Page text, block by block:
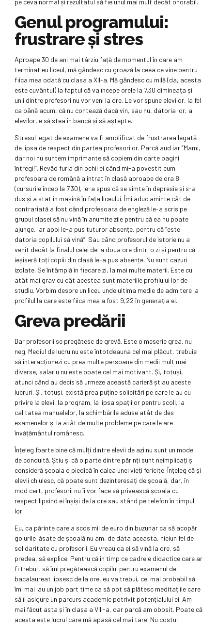
pe ceva normal și rezultatul să fie unul mai mult decât onorabil.
Genul programului:
frustrare și stres
Aproape 30 de ani mai târziu față de momentul în care am
terminat eu liceul, mă gândesc cu groază la ceea ce vine pentru
fiica mea odată cu clasa a XII-a. Mă gândesc cu milă (da, acesta
este cuvântul) la faptul că va începe orele la 7.30 dimineața și
unii dintre profesori nu vor veni la ore. Le vor spune elevilor, la fel
ca până acum, că nu contează dacă vin, sau nu, datoria lor, a
elevilor, e să stea în bancă și să aștepte.
Stresul legat de examene va fi amplificat de frustrarea legată
de lipsa de respect din partea profesorilor. Parcă aud iar ”Mami,
dar noi nu suntem imprimante să copiem din carte pagini
întregi!”. Revăd furia din ochii ei când mi-a povestit cum
profesoara de română a intrat în clasă aproape de ora 8
(cursurile încep la 7.30), le-a spus că se simte în depresie și s-a
dus și a stat în mașină în fața liceului. Îmi aduc aminte cât de
contrariată a fost când profesoara de engleză le-a scris pe
grupul clasei să nu vină în anumite zile pentru că ea nu poate
ajunge, iar apoi le-a pus tuturor absențe, pentru că ”este
datoria copilului să vină”. Sau când profesorul de istorie nu a
venit decât la finalul celei de-a doua ore dintr-o zi și pentru că
ieșiseră toți copiii din clasă le-a pus absențe. Nu sunt cazuri
izolate. Se întâmplă în fiecare zi, la mai multe materii. Este cu
atât mai grav cu cât acestea sunt materiile profilului lor de
studiu. Vorbim despre un liceu unde ultima medie de admitere la
profilul la care este fiica mea a fost 9,22 în generația ei.
Greva predării
Dar profesorii se pregătesc de grevă. Este o meserie grea, nu
neg. Mediul de lucru nu este întotdeauna cel mai plăcut, trebuie
să interacționezi cu prea multe persoane din medii mult mai
diverse, salariu nu este poate cel mai motivant. Și, totuși,
atunci când au decis să urmeze această carieră știau aceste
lucruri. Și, totuși, există prea puține solicitări pe care le au cu
privire la elevi, la program, la lipsa spațiilor pentru școli, la
calitatea manualelor, la schimbările aduse atât de des
examenelor și la atât de multe probleme pe care le are
învățământul românesc.
Înțeleg foarte bine că mulți dintre elevii de azi nu sunt un model
de conduită. Știu și că o parte dintre părinți sunt neimplicați și
consideră școala o piedică în calea unei vieți fericite. Înțeleg că și
elevii chiulesc, că poate sunt dezinteresați de școală, dar, în
mod cert, profesorii nu îi vor face să privească școala cu
respect lipsind ei înșiși de la ore sau stând pe telefon în timpul
lor.
Eu, ca părinte care a scos mii de euro din buzunar ca să acopăr
golurile lăsate de școală nu am, de data aceasta, niciun fel de
solidaritate cu profesorii. Eu vreau ca ei să vină la ore, să
predea, să explice. Pentru că în timp ce cadrele didactice care ar
fi trebuit să îmi pregătească copilul pentru examenul de
bacalaureat lipsesc de la ore, eu va trebui, cel mai probabil să
îmi mai iau un job part time ca să pot să plătesc meditațiile care
să îi asigure un parcurs academic potrivit potențialului ei. Am
mai făcut asta și în clasa a VIII-a, dar parcă am obosit. Poate că
acesta este lucrul care mă apasă cel mai tare. Nu costul